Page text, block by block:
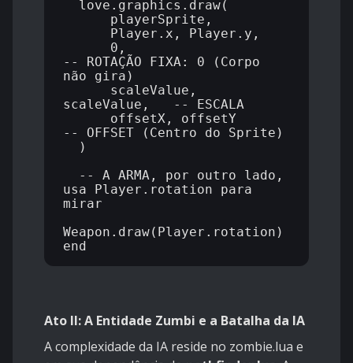
-- ROTAÇÃO FIXA: 0 (Corpo
não gira)
scaleValue,   -- ESCALA
-- OFFSET (Centro do Sprite)
usa Player.rotation para
mirar
Weapon.draw(Player.rotation)
Ato II: A Entidade Zumbi e a Batalha da IA
A complexidade da IA reside no zombie.lua e